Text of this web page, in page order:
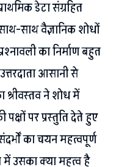
डेटा संग्रहित
साथ वैज्ञानिक शोधों
का निर्माण बहुत
आसानी से
श्रीवस्तव ने शोध में
पक्षों पर प्रस्तुति देते हुए
का चयन महत्वपूर्ण
में उसका क्या महत्व है